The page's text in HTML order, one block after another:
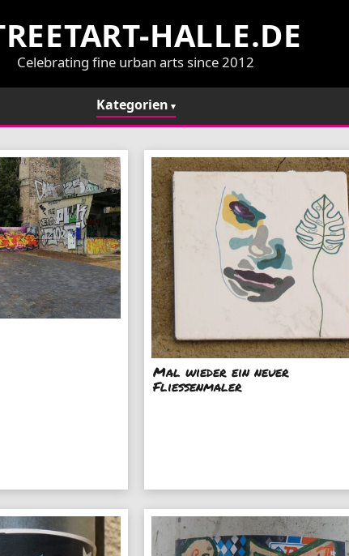
HALLE.DE
Celebrating fine urban arts since 2012
Kategorien
Mal wieder ein neuer
Fliessenmaler